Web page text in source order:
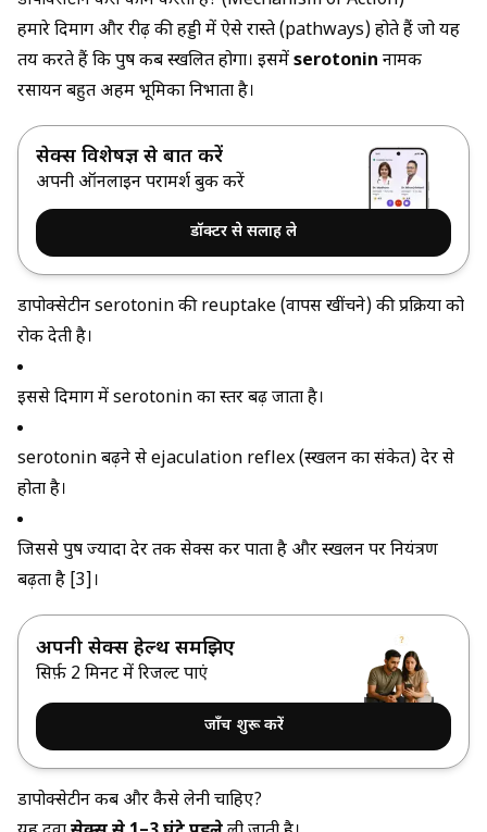
हमारे दिमाग और रीढ़ की हड्डी में ऐसे रास्ते (pathways) होते हैं जो यह
तय करते हैं कि पुरुष कब स्खलित होगा। इसमेंserotonin नामक
रसायन बहुत अहम भूमिका निभाता है।
सेक्स विशेषज्ञ से बात करें
अपनी ऑनलाइन परामर्श बुक करें
डॉक्टर से सलाह ले
डापोक्सेटीन serotonin की reuptake (वापस खींचने) की प्रक्रिया को
रोक देती है।
इससे दिमाग में serotonin का स्तर बढ़ जाता है।
serotonin बढ़ने से ejaculation reflex (स्खलन का संकेत) देर से
होता है।
जिससे पुरुष ज्यादा देर तक सेक्स कर पाता है और स्खलन पर नियंत्रण
बढ़ता है [3]।
अपनी सेक्स हेल्थ समझिए
सिर्फ़ 2 मिनट में रिजल्ट पाएं
जाँच शुरू करें
डापोक्सेटीन कब और कैसे लेनी चाहिए?